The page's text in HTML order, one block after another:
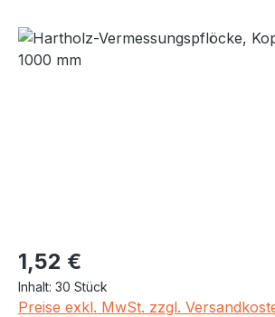
Bildergalerie überspringen
Regulärer Preis:
1,52 €
Inhalt: 30 Stück
Preise exkl. MwSt. zzgl.